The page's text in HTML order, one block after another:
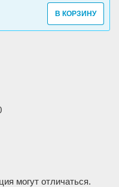
В КОРЗИНУ
могут отличаться.